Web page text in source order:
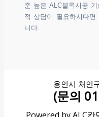
준 높은 ALC블록시공
적 상담이 필요하시다
니다.
용인시 처인
(문의